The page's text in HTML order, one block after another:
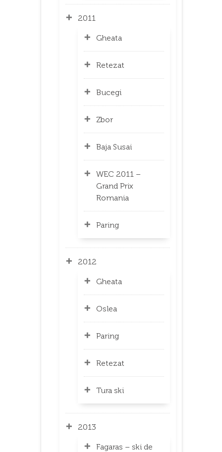
2011
Gheata
Retezat
Bucegi
Zbor
Baja Susai
WEC 2011 –
Grand Prix
Romania
Paring
2012
Gheata
Oslea
Paring
Retezat
Tura ski
2013
Fagaras – ski de